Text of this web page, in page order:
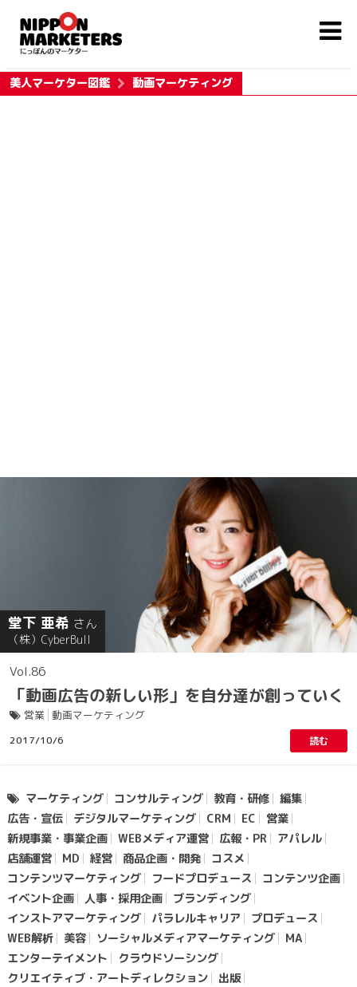
美人マーケター図鑑 動画マーケティング
堂下 亜希 さん
（株）CyberBull
86
「動画広告の新しい形」を自分達が創っていく
営業 動画マーケティング
2017/10/6 読む
マーケティング コンサルティング 教育・研修
編集
広告・宣伝
デジタルマーケティング CRM EC
営業
新規事業・事業企画
WEBメディア運営 広報・PR
アパレル
店舗運営
MD 経営 商品企画・開発
コスメ
コンテンツマーケティング
フードプロデュース
コンテンツ企画
イベント企画
人事・採用企画
ブランディング
インストアマーケティング
パラレルキャリア
プロデュース
WEB解析
美容 ソーシャルメディアマーケティング
MA
エンターテイメント
クラウドソーシング
クリエイティブ・アートディレクション
出版